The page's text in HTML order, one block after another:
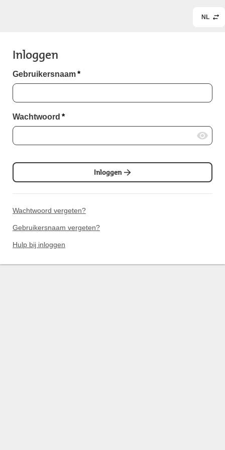
NL
Inloggen
Gebruikersnaam*
Wachtwoord *
Inloggen
Wachtwoord vergeten?
Gebruikersnaam vergeten?
Hulp bij inloggen